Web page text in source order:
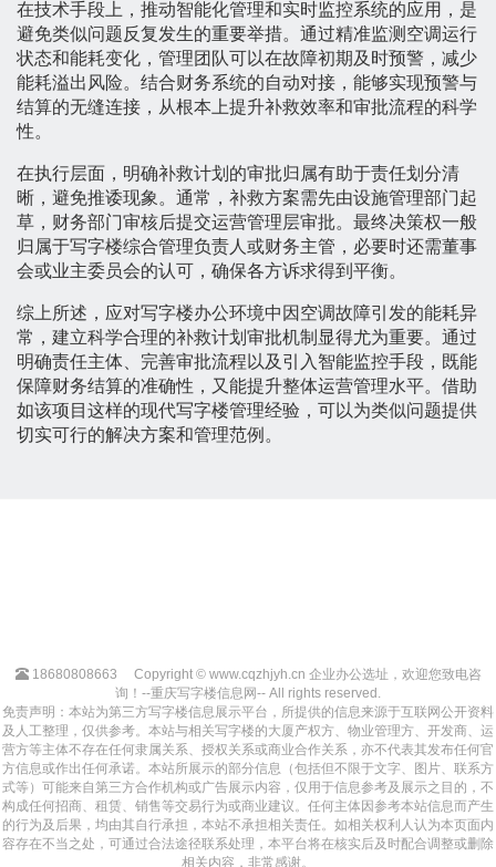
在技术手段上，推动智能化管理和实时监控系统的应用，是
避免类似问题反复发生的重要举措。通过精准监测空调运行
状态和能耗变化，管理团队可以在故障初期及时预警，减少
能耗溢出风险。结合财务系统的自动对接，能够实现预警与
结算的无缝连接，从根本上提升补救效率和审批流程的科学
性。
在执行层面，明确补救计划的审批归属有助于责任划分清
晰，避免推诿现象。通常，补救方案需先由设施管理部门起
草，财务部门审核后提交运营管理层审批。最终决策权一般
归属于写字楼综合管理负责人或财务主管，必要时还需董事
会或业主委员会的认可，确保各方诉求得到平衡。
综上所述，应对写字楼办公环境中因空调故障引发的能耗异
常，建立科学合理的补救计划审批机制显得尤为重要。通过
明确责任主体、完善审批流程以及引入智能监控手段，既能
保障财务结算的准确性，又能提升整体运营管理水平。借助
如该项目这样的现代写字楼管理经验，可以为类似问题提供
切实可行的解决方案和管理范例。
18680808663
Copyright © www.cqzhjyh.cn 企业办公选址，欢迎您致电咨
询！--重庆写字楼信息网-- All rights reserved.
免责声明：本站为第三方写字楼信息展示平台，所提供的信息来源于互联网公开资料
及人工整理，仅供参考。本站与相关写字楼的大厦产权方、物业管理方、开发商、运
营方等主体不存在任何隶属关系、授权关系或商业合作关系，亦不代表其发布任何官
方信息或作出任何承诺。本站所展示的部分信息（包括但不限于文字、图片、联系方
式等）可能来自第三方合作机构或广告展示内容，仅用于信息参考及展示之目的，不
构成任何招商、租赁、销售等交易行为或商业建议。任何主体因参考本站信息而产生
的行为及后果，均由其自行承担，本站不承担相关责任。如相关权利人认为本页面内
容存在不当之处，可通过合法途径联系处理，本平台将在核实后及时配合调整或删除
相关内容，非常感谢。